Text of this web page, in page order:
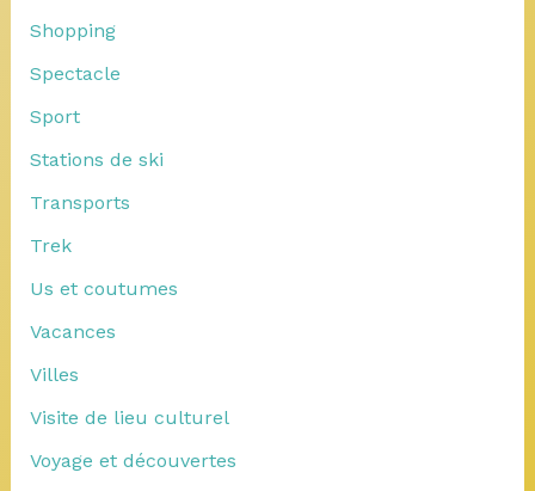
Shopping
Spectacle
Sport
Stations de ski
Transports
Trek
Us et coutumes
Vacances
Villes
Visite de lieu culturel
Voyage et découvertes